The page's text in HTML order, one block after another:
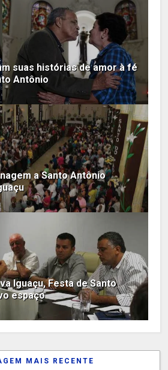
suas histórias de amor à fé
Antônio
a Santo Antônio
Iguaçu, Festa de Santo
espaço
MAIS RECENTE